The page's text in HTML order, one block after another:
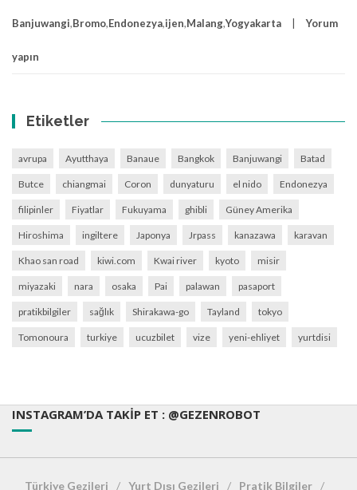
Banjuwangi,Bromo,Endonezya,ijen,Malang,Yogyakarta Yorum
yapın
Etiketler
avrupa Ayutthaya Banaue Bangkok Banjuwangi Batad
Butce chiangmai Coron dunyaturu el nido Endonezya
filipinler Fiyatlar Fukuyama ghibli Güney Amerika
Hiroshima ingiltere Japonya Jrpass kanazawa karavan
Khao san road kiwi.com Kwai river kyoto misir
miyazaki nara osaka Pai palawan pasaport
pratikbilgiler sağlık Shirakawa-go Tayland tokyo
Tomonoura turkiye ucuzbilet vize yeni-ehliyet yurtdisi
INSTAGRAM’DA TAKIP ET : @GEZENROBOT
Türkiye Gezileri Yurt Dışı Gezileri Pratik Bilgiler